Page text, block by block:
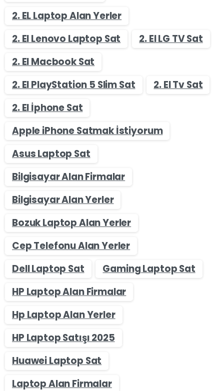
2. EL Laptop Alan Yerler
2. El Lenovo Laptop Sat
2. El LG TV Sat
2. El Macbook Sat
2. El PlayStation 5 Slim Sat
2. El Tv Sat
2. El İphone Sat
Apple iPhone Satmak İstiyorum
Asus Laptop Sat
Bilgisayar Alan Firmalar
Bilgisayar Alan Yerler
Bozuk Laptop Alan Yerler
Cep Telefonu Alan Yerler
Dell Laptop Sat
Gaming Laptop Sat
HP Laptop Alan Firmalar
Hp Laptop Alan Yerler
HP Laptop Satışı 2025
Huawei Laptop Sat
Laptop Alan Firmalar